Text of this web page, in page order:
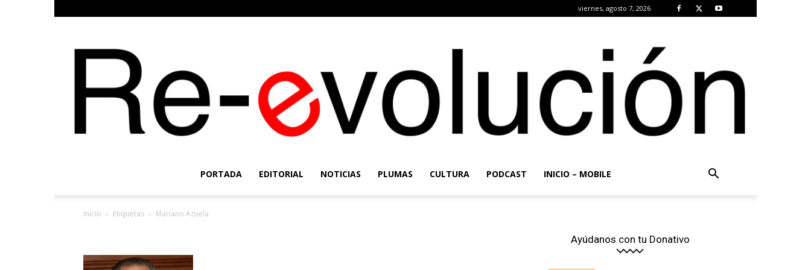
viernes, agosto 7, 2026
PORTADA EDITORIAL NOTICIAS PLUMAS CULTURA PODCAST INICIO – MOBILE
Inicio Etiquetas Mariano Azuela
Ayúdanos con tu Donativo